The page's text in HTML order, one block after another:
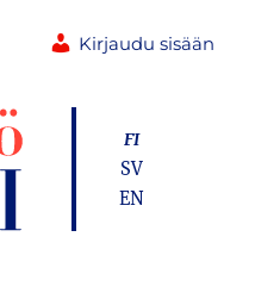
Kirjaudu sisään
FI
SV
EN